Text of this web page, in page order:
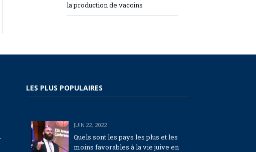
la production de vaccins
LES PLUS POPULAIRES
JUIN 22, 2022
Quels sont les pays les plus et les
moins favorables à la vie juive en